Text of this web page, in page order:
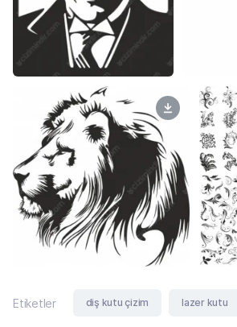
Etiketler diş kutu çizim lazer kutu